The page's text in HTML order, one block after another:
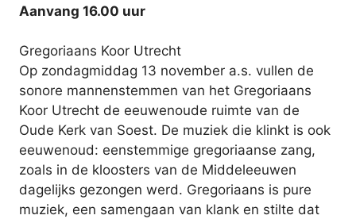
Aanvang 16.00 uur
Gregoriaans Koor Utrecht
Op zondagmiddag 13 november a.s. vullen de
sonore mannenstemmen van het Gregoriaans
Koor Utrecht de eeuwenoude ruimte van de
Oude Kerk van Soest. De muziek die klinkt is ook
eeuwenoud: eenstemmige gregoriaanse zang,
zoals in de kloosters van de Middeleeuwen
dagelijks gezongen werd. Gregoriaans is pure
muziek, een samengaan van klank en stilte dat